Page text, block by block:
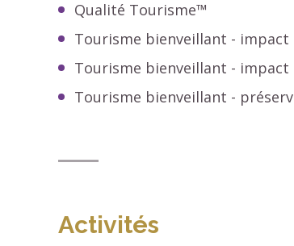
Qualité Tourisme™
Tourisme bienveillant - impact
Tourisme bienveillant - impact
Tourisme bienveillant -
Activités